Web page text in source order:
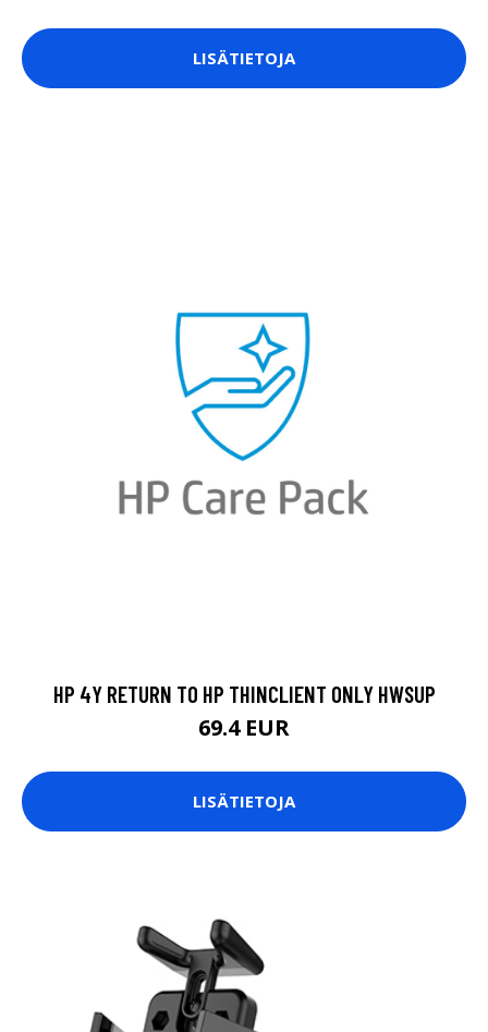
LISÄTIETOJA
HP 4Y RETURN TO HP THINCLIENT ONLY HWSUP
69.4 EUR
LISÄTIETOJA